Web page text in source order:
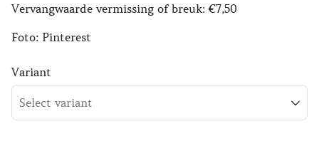
Vervangwaarde vermissing of breuk: €7,50
Foto: Pinterest
Variant